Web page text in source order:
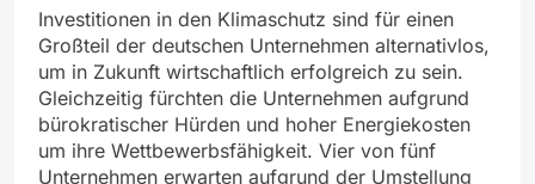
Investitionen in den Klimaschutz sind für einen
Großteil der deutschen Unternehmen alternativlos,
um in Zukunft wirtschaftlich erfolgreich zu sein.
Gleichzeitig fürchten die Unternehmen aufgrund
bürokratischer Hürden und hoher Energiekosten
um ihre Wettbewerbsfähigkeit. Vier von fünf
Unternehmen erwarten aufgrund der Umstellung